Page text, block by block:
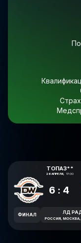
ТОПАЗ**
26 АПРЕЛЯ, 17:00
6:4
ФИНАЛ ЛД